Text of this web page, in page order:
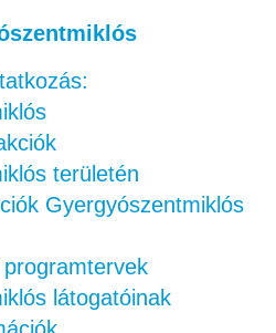
területén
Gyergyószentmiklós
látogatóinak